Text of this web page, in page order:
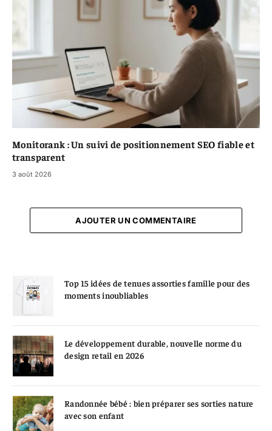
Monitorank : Un suivi de positionnement SEO fiable et
transparent
3 août 2026
AJOUTER UN COMMENTAIRE
Top 15 idées de tenues assorties famille pour des
moments inoubliables
Le développement durable, nouvelle norme du
design retail en 2026
Randonnée bébé : bien préparer ses sorties nature
avec son enfant